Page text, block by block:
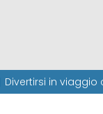
Divertirsi in